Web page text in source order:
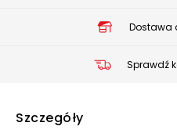
Dostawa
Sprawdź
Szczegóły